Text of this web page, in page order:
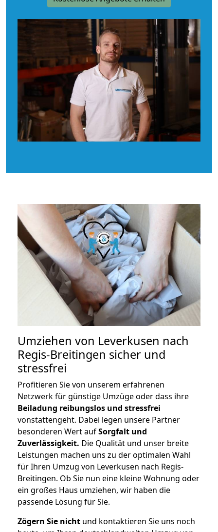
Umziehen von Leverkusen nach
Regis-Breitingen sicher und
stressfrei
Profitieren Sie von unserem erfahrenen
Netzwerk für günstige Umzüge oder dass ihre
Beiladung reibungslos und stressfrei
vonstattengeht. Dabei legen unsere Partner
besonderen Wert aufSorgfalt und
Zuverlässigkeit. Die Qualität und unser breite
Leistungen machen uns zu der optimalen Wahl
für Ihren Umzug von Leverkusen nach Regis-
Breitingen. Ob Sie nun eine kleine Wohnung oder
ein großes Haus umziehen, wir haben die
passende Lösung für Sie.
Zögern Sie nicht und kontaktieren Sie uns noch